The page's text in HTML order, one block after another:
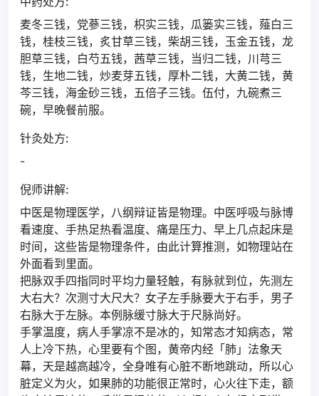
麦冬三钱，党蔘三钱，枳实三钱，瓜篓实三钱，薤白三
钱，桂枝三钱，炙甘草三钱，柴胡三钱，玉金五钱，龙
胆草三钱，白芍五钱，茜草三钱，当归二钱，川芎三
钱，生地二钱，炒麦芽五钱，厚朴二钱，大黄二钱，黄
芩三钱，海金砂三钱，五倍子三钱。伍付，九碗煮三
碗，早晚餐前服。
针灸处方:
-
倪师讲解:
中医是物理医学，八纲辩证皆是物理。中医呼吸与脉博
看速度、手热足热看温度、痛是压力、早上几点起床是
时间，这些皆是物理条件，由此计算推测，如物理站在
外面看到里面。
把脉双手四指同时平均力量轻触，有脉就到位，先测左
大右大？次测寸大尺大？女子左手脉要大于右手，男子
右脉大于左脉。本例脉缓寸脉大于尺脉尚好。
手掌温度，病人手掌凉不是冰的，知常态才知病态，常
人上冷下热，心里要有个图，黄帝内经「肺」法象天
幕，天是越高越冷，全身唯有心脏不断地跳动，所以心
脏定义为火，如果肺的功能很正常时，心火往下走，额